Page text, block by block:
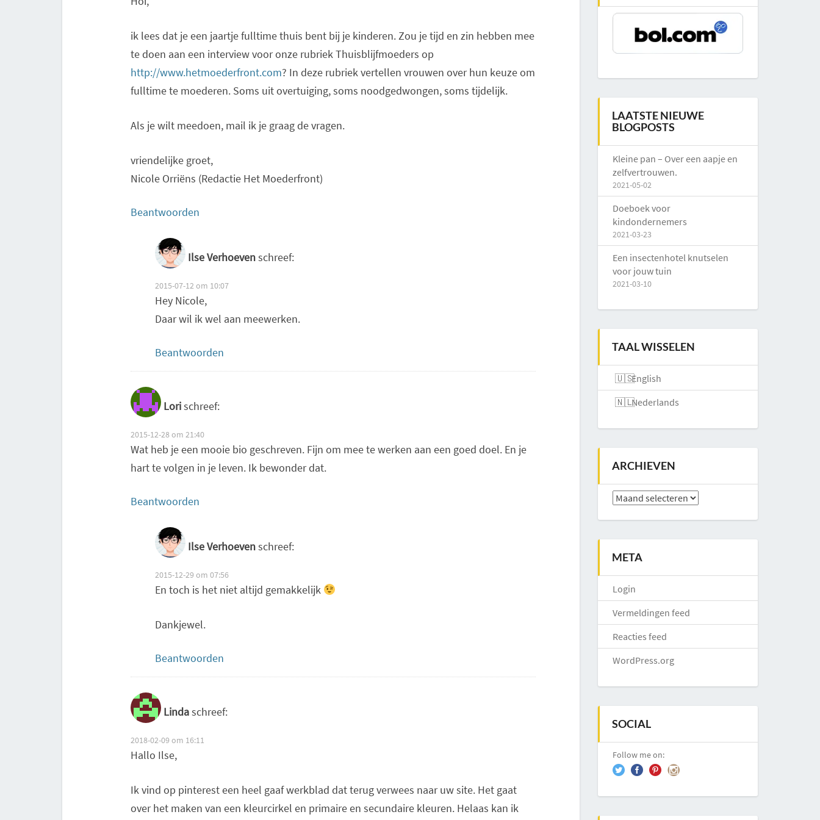
ik lees dat je een jaartje fulltime thuis bent bij je kinderen. Zou je tijd en zin hebben mee
te doen aan een interview voor onze rubriek Thuisblijfmoeders op
http://www.hetmoederfront.com? In deze rubriek vertellen vrouwen over hun keuze om
fulltime te moederen. Soms uit overtuiging, soms noodgedwongen, soms tijdelijk.
Als je wilt meedoen, mail ik je graag de vragen.
vriendelijke groet,
Nicole Orriëns (Redactie Het Moederfront)
Beantwoorden
Ilse Verhoevenschreef:
2015-07-12 om 10:07
Hey Nicole,
Daar wil ik wel aan meewerken.
Beantwoorden
Lorischreef:
2015-12-28 om 21:40
Wat heb je een mooie bio geschreven. Fijn om mee te werken aan een goed doel. En je
hart te volgen in je leven. Ik bewonder dat.
Beantwoorden
Ilse Verhoevenschreef:
2015-12-29 om 07:56
En toch is het niet altijd gemakkelijk
Dankjewel.
Beantwoorden
Lindaschreef:
2018-02-09 om 16:11
Hallo Ilse,
Ik vind op pinterest een heel gaaf werkblad dat terug verwees naar uw site. Het gaat
over het maken van een kleurcirkel en primaire en secundaire kleuren. Helaas kan ik
LAATSTE NIEUWE
BLOGPOSTS
Kleine pan – Over een aapje en
zelfvertrouwen.
2021-05-02
Doeboek voor
kindondernemers
2021-03-23
Een insectenhotel knutselen
voor jouw tuin
2021-03-10
TAAL WISSELEN
English
Nederlands
ARCHIEVEN
Archieven
META
Login
Vermeldingen feed
Reacties feed
WordPress.org
SOCIAL
Follow me on: